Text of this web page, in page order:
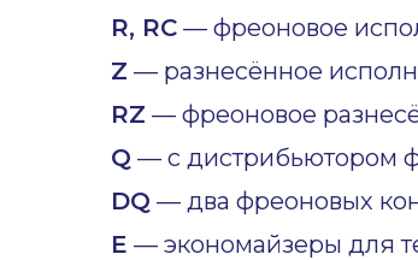
R, RC — фреоновое
Z — разнесённое
RZ — фреоновое
Q — с дистрибьютором
DQ — два фреоновых
E — экономайзеры для